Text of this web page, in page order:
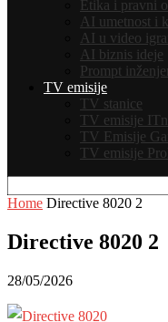
Etika i pravni
AI umetnost i
AI u video
AI biznis ideje
Prompt
TV emisije
TV stanice
TV emisije
TV Emisije
TV emisije
Home Directive 8020 2
Directive 8020 2
28/05/2026